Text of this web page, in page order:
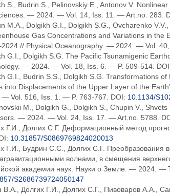
S., Budrin S., Pelinovskiy E., Antonov V.
— 2024. — Vol. 14, Iss. 11. — Art.no. 283.
M.A., Dolgikh G.I., Dolgikh S.G., Ovcharenko
Gas Concentrations and Variations in the
// Physical Oceanography. — 2024. — Vol.
G.I., Dolgikh S.G. The Pacific Tsunamigenic
— 2024. — Vol. 18, Iss. 6. — P. 509-514.
G.I., Budrin S.S., Dolgikh S.G. Transformations
into Displacements of the Upper Layer of the
— Vol. 516, Iss. 1. — P. 763-767. DOI: 10.1134/
M., Dolgikh G., Dolgikh S., Chupin V.,
— 2024. — Vol. 24, Iss. 17. — Art.no. 5788.
Г.И., Долгих С.Г. Деформационный метод
10.31857/S0869769824020013
Г.И., Будрин С.С., Долгих С.Г. Преобразования
волнами, в смещения
академии наук. Науки о Земле. — 2024.
S2686739724050147
В.А., Долгих Г.И., Долгих С.Г., Пивоваров А.А.,